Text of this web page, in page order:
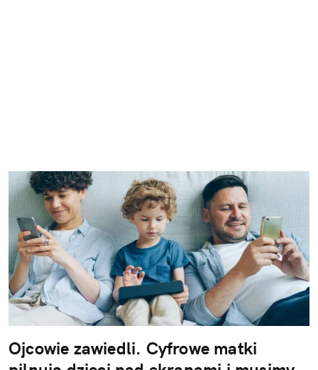
Ojcowie zawiedli. Cyfrowe matki